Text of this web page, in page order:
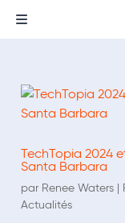
TechTopia 2024
Santa Barbara
par Renee Waters |
Actualités